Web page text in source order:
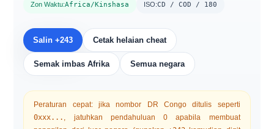
Zon Waktu:Africa/Kinshasa ISO:CD / COD / 180
Salin +243 Cetak helaian cheat
Semak imbas Afrika Semua negara
Peraturan cepat: jika nombor DR Congo ditulis seperti
0xxx... , jatuhkan pendahuluan0 apabila membuat